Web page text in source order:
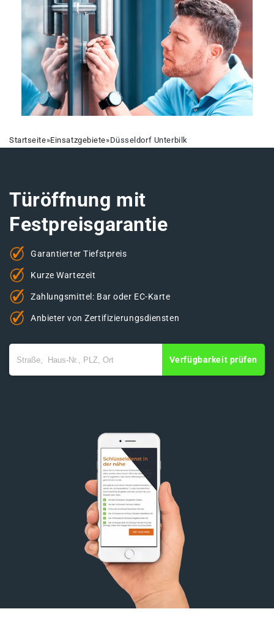
Startseite»Einsatzgebiete»Düsseldorf Unterbilk
Türöffnung mit
Festpreisgarantie
Garantierter Tiefstpreis
Kurze Wartezeit
Zahlungsmittel: Bar oder EC-Karte
Anbieter von Zertifizierungsdiensten
Verfügbarkeit prüfen